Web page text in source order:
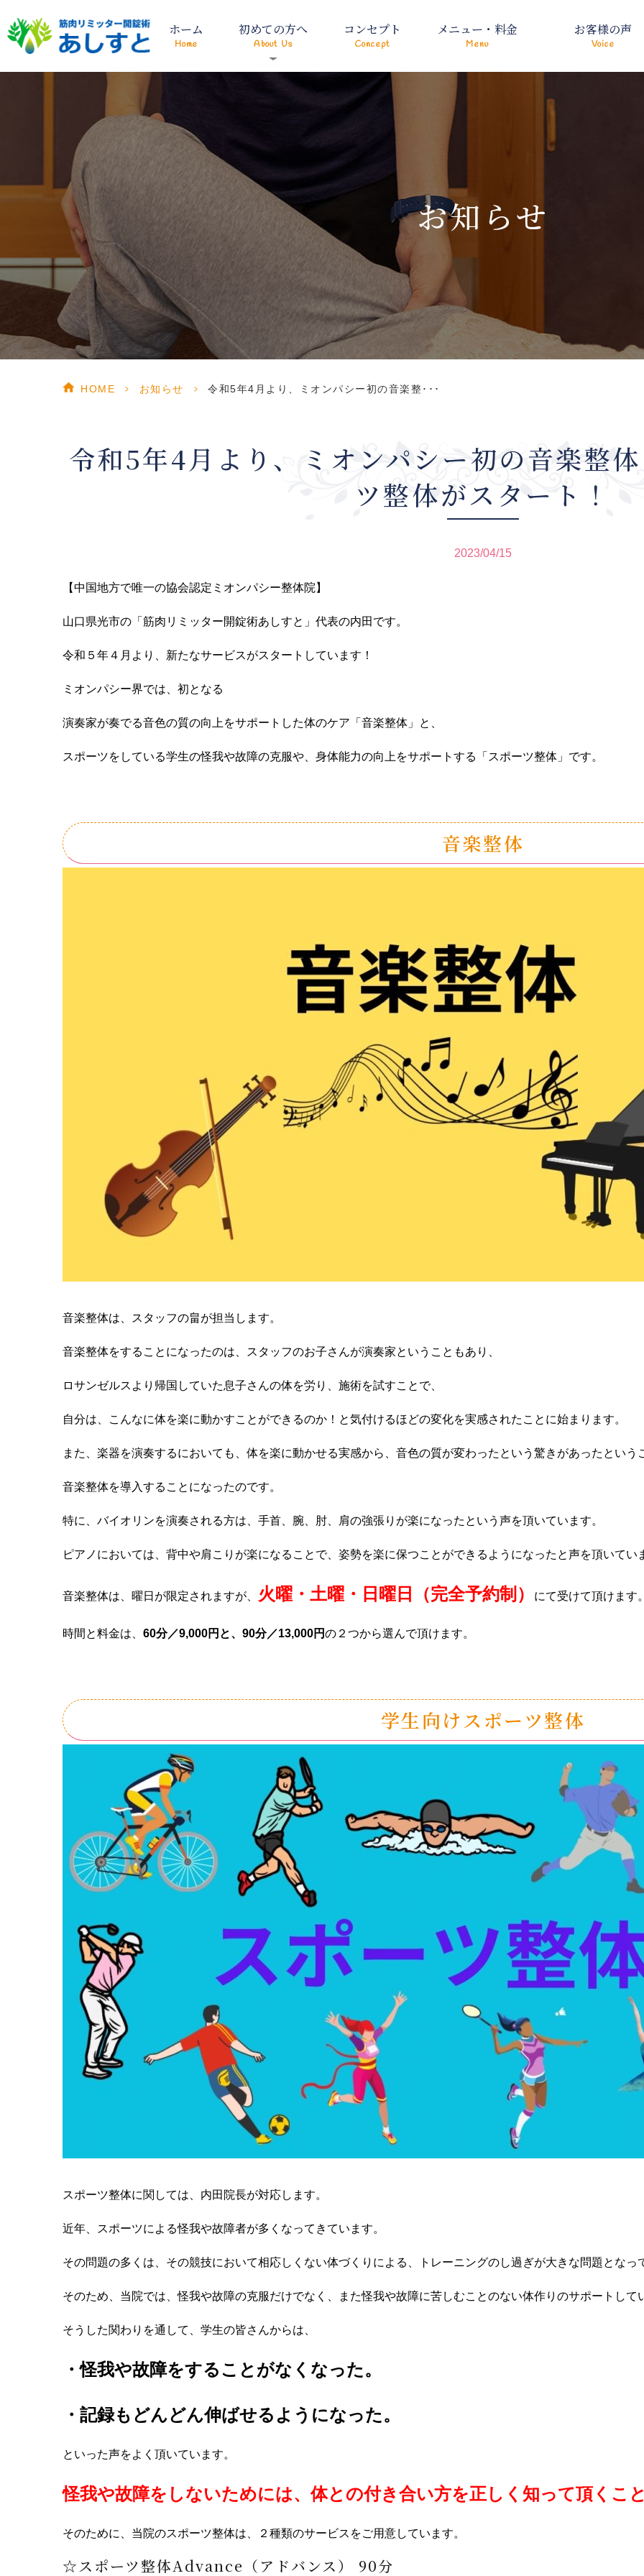
ホーム
Home
初めての方へ
About Us
コンセプト
Concept
メニュー・料金
Menu
お客様の声
Voice
お知らせ
HOME > お知らせ > 令和5年4月より、ミオンパシー初の音楽整･･･
令和5年4月より、ミオンパシー初の音楽整
ツ整体がスタート！
2023/04/15
【中国地方で唯一の協会認定ミオンパシー整体院】
山口県光市の「筋肉リミッター開錠術あしすと」代表の内田です。
令和５年４月より、新たなサービスがスタートしています！
ミオンパシー界では、初となる
演奏家が奏でる音色の質の向上をサポートした体のケア「音楽整体」と、
スポーツをしている学生の怪我や故障の克服や、身体能力の向上をサポートする「スポーツ整体」です。
音楽整体
音楽整体は、スタッフの畠が担当します。
音楽整体をすることになったのは、スタッフのお子さんが演奏家ということもあり、
ロサンゼルスより帰国していた息子さんの体を労り、施術を試すことで、
自分は、こんなに体を楽に動かすことができるのか！と気付けるほどの変化を実感されたことに始まります。
また、楽器を演奏するにおいても、体を楽に動かせる実感から、音色の質が変わったという驚きがあったという
音楽整体を導入することになったのです。
特に、バイオリンを演奏される方は、手首、腕、肘、肩の強張りが楽になったという声を頂いています。
ピアノにおいては、背中や肩こりが楽になることで、姿勢を楽に保つことができるようになったと声を頂いてい
音楽整体は、曜日が限定されますが、 火曜・土曜・日曜日（完全予約制） にて受けて頂けます。
時間と料金は、 60分／9,000円と、90分／13,000円の２つから選んで頂けます。
学生向けスポーツ整体
スポーツ整体に関しては、内田院長が対応します。
近年、スポーツによる怪我や故障者が多くなってきています。
その問題の多くは、その競技において相応しくない体づくりによる、トレーニングのし過ぎが大きな問題となっ
そのため、当院では、怪我や故障の克服だけでなく、また怪我や故障に苦しむことのない体作りのサポートして
そうした関わりを通して、学生の皆さんからは、
・怪我や故障をすることがなくなった。
・記録もどんどん伸ばせるようになった。
といった声をよく頂いています。
怪我や故障をしないためには、体との付き合い方を正しく知って頂くこと
そのために、当院のスポーツ整体は、２種類のサービスをご用意しています。
☆スポーツ整体Advance（アドバンス） 90分